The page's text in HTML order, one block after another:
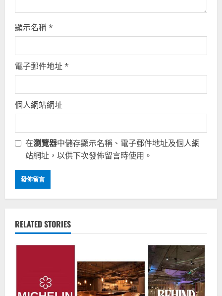
顯示名稱*
電子郵件地址*
個人網站網址
在瀏覽器中儲存顯示名稱、電子郵件地址及個人網
站網址，以供下次發佈留言時使用。
RELATED STORIES